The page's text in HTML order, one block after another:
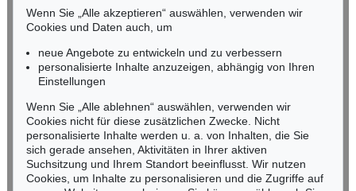
Mobil: +49 (0)171 8618661
n.kassel@kettererkunst.de
Keine Auktion mehr verpassen!
Wir informieren Sie rechtzeitig.
Jetzt zum Newsletter anmelden >
Wenn Sie „Alle akzeptieren“ auswählen, verwenden wir
Cookies und Daten auch, um
neue Angebote zu entwickeln und zu verbessern
personalisierte Inhalte anzuzeigen, abhängig von Ihren
Einstellungen
Wenn Sie „Alle ablehnen“ auswählen, verwenden wir
Cookies nicht für diese zusätzlichen Zwecke. Nicht
personalisierte Inhalte werden u. a. von Inhalten, die Sie
sich gerade ansehen, Aktivitäten in Ihrer aktiven
Suchsitzung und Ihrem Standort beeinflusst. Wir nutzen
Cookies, um Inhalte zu personalisieren und die Zugriffe auf